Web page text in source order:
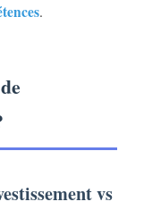
.
vs